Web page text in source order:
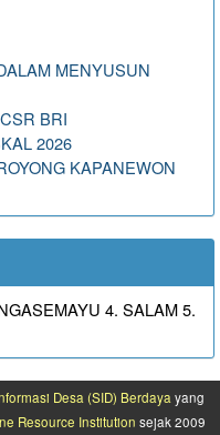
MENYUSUN
BRI
2026
KAPANEWON
4. SALAM 5.
Desa (SID) Berdaya yang
Resource Institution sejak 2009